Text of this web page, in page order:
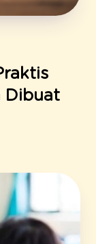
Dibuat